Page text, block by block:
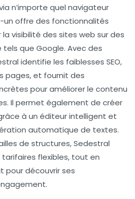
n’importe quel navigateur
offre des fonctionnalités
visibilité des sites web sur des
que Google. Avec des
identifie les faiblesses SEO,
pages, et fournit des
pour améliorer le contenu
Il permet également de créer
à un éditeur intelligent et
automatique de textes.
de structures, Sedestral
flexibles, tout en
pour découvrir ses